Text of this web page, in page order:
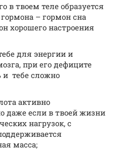
в твоем теле образуется
– гормон сна
хорошего настроения
для энергии и
при его дефиците
тебе сложно
активно
даже если в твоей жизни
нагрузок, с
масса;